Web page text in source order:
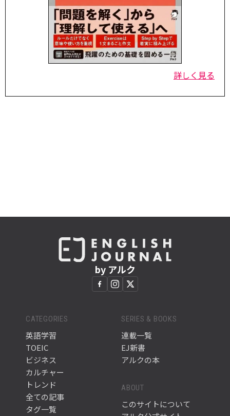
詳しく見る
by アルク
CATEGORIES
英語学習
TOEIC
ビジネス
カルチャー
トレンド
全ての記事
タグ一覧
SERIES & BOOKS
連載一覧
EJ新書
アルクの本
ABOUT
このサイトについて